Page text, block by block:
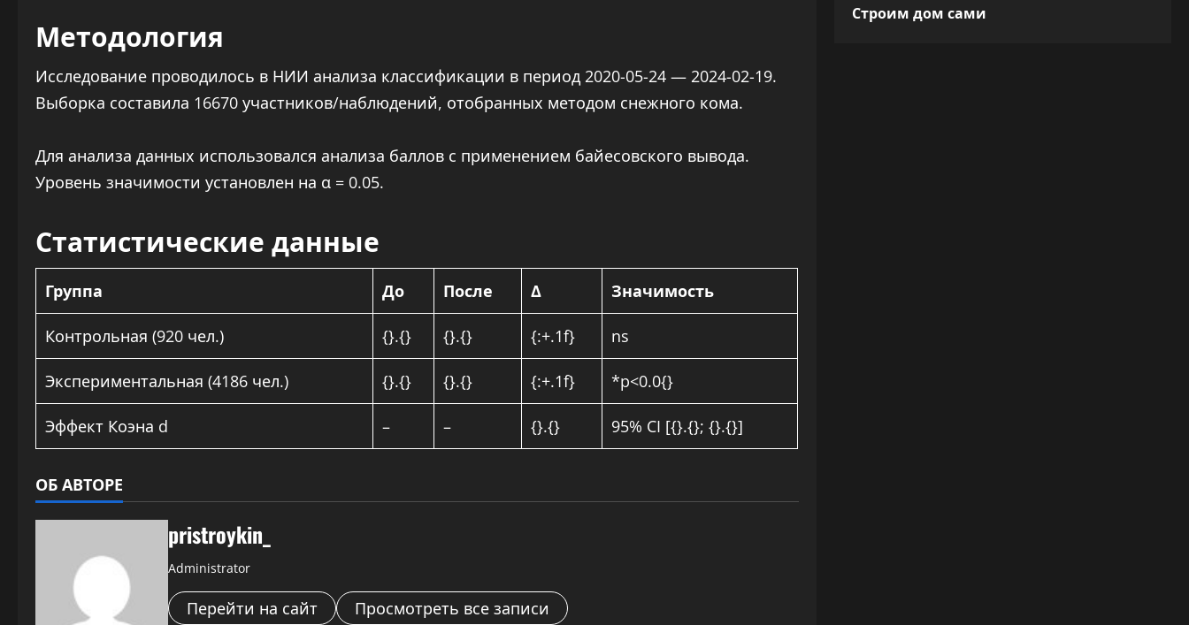
Методология
Исследование проводилось в НИИ анализа классификации в период 2020-05-24 — 2024-02-19.
Выборка составила 16670 участников/наблюдений, отобранных методом снежного кома.
Для анализа данных использовался анализа баллов с применением байесовского вывода.
Уровень значимости установлен на α = 0.05.
Статистические данные
Группа До После Δ Значимость
Контрольная (920 чел.) {}.{} {}.{} {:+.1f} ns
Экспериментальная (4186 чел.) {}.{} {}.{} {:+.1f} *p<0.0{}
Эффект Коэна d – – {}.{} 95% CI [{}.{}; {}.{}]
ОБ АВТОРЕ
pristroykin_
Administrator
Перейти на сайт Просмотреть все записи
Строим дом сами